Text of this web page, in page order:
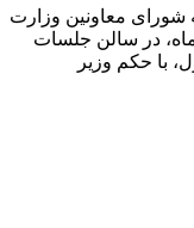
معاونین وزارت
که امروز شنبه، ۱۸ اسفندماه، در سالن جلسات
با حکم وزیر